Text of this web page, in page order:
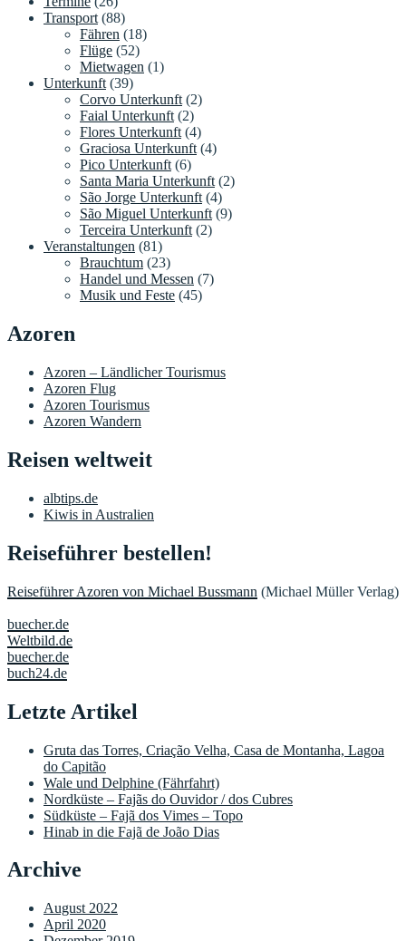
Transport (88)
Fähren (18)
Flüge (52)
Mietwagen (1)
Unterkunft (39)
Corvo Unterkunft (2)
Faial Unterkunft (2)
Flores Unterkunft (4)
Graciosa Unterkunft (4)
Pico Unterkunft (6)
Santa Maria Unterkunft (2)
São Jorge Unterkunft (4)
São Miguel Unterkunft (9)
Terceira Unterkunft (2)
Veranstaltungen (81)
Brauchtum (23)
Handel und Messen (7)
Musik und Feste (45)
Azoren
Azoren – Ländlicher Tourismus
Azoren Flug
Azoren Tourismus
Azoren Wandern
Reisen weltweit
albtips.de
Kiwis in Australien
Reiseführer bestellen!
Reiseführer Azoren von Michael Bussmann (Michael Müller Verlag)
buecher.de
Weltbild.de
buecher.de
buch24.de
Letzte Artikel
Gruta das Torres, Criação Velha, Casa de Montanha, Lagoa
do Capitão
Wale und Delphine (Fährfahrt)
Nordküste – Fajãs do Ouvidor / dos Cubres
Südküste – Fajã dos Vimes – Topo
Hinab in die Fajã de João Dias
Archive
August 2022
April 2020